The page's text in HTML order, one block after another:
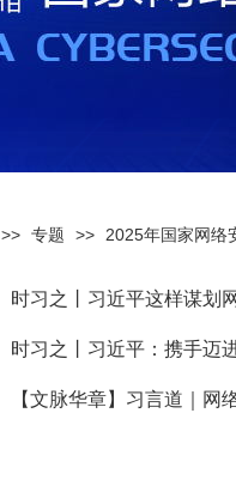
>> 专题 >> 2025年国家网络
时习之丨习近平这样谋划
时习之丨习近平：携手迈
【文脉华章】习言道｜网